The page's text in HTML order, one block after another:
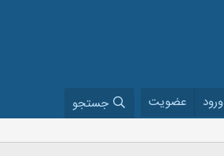
ورود عضویت جستجو